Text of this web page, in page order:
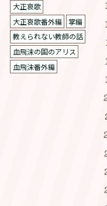
大正哀歌
大正哀歌番外編
掌編
教えられない教師の話
血飛沫の国のアリス
血飛沫番外編